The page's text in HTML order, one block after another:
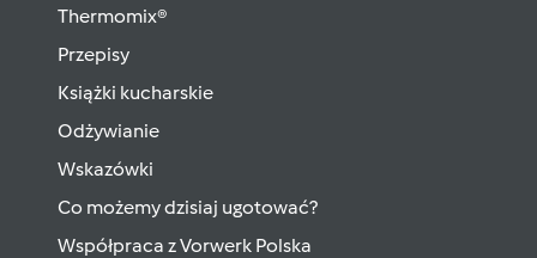
Thermomix®
Przepisy
Książki kucharskie
Odżywianie
Wskazówki
Co możemy dzisiaj ugotować?
Współpraca z Vorwerk Polska